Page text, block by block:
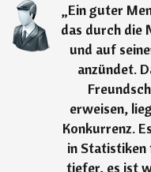
„Ein guter
das durch die
und auf
anzündet.
erweisen,
Konkurrenz.
in
tiefer, es ist